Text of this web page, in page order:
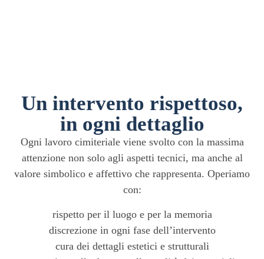
Un intervento rispettoso,
in ogni dettaglio
Ogni lavoro cimiteriale viene svolto con la massima
attenzione non solo agli aspetti tecnici, ma anche al
valore simbolico e affettivo che rappresenta. Operiamo
con:
rispetto per il luogo e per la memoria
discrezione in ogni fase dell’intervento
cura dei dettagli estetici e strutturali